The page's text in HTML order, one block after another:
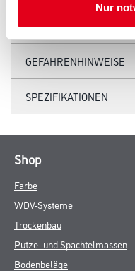
Nur
ZUSATZINFOS
GEFAHRENHINWEISE
SPEZIFIKATIONEN
Shop
Farbe
WDV-Systeme
Trockenbau
Putze- und Spachtelmassen
Bodenbeläge